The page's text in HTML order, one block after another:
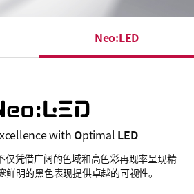
Neo:LED
xcellence with Optimal LED
仅凭借广阔的色域和高色彩再现率呈现精
鲜明的黑色表现提供卓越的可视性。